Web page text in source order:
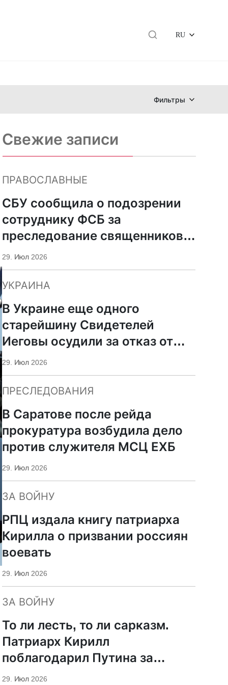
RU
Фильтры
Свежие записи
ПРАВОСЛАВНЫЕ
СБУ сообщила о подозрении
сотруднику ФСБ за
преследование священников
ПЦУ
29. Июл 2026
УКРАИНА
В Украине еще одного
старейшину Свидетелей
Иеговы осудили за отказ от
мобилизации
29. Июл 2026
ПРЕСЛЕДОВАНИЯ
В Саратове после рейда
прокуратура возбудила дело
против служителя МСЦ ЕХБ
29. Июл 2026
ЗА ВОЙНУ
РПЦ издала книгу патриарха
Кирилла о призвании россиян
воевать
29. Июл 2026
ЗА ВОЙНУ
То ли лесть, то ли сарказм.
Патриарх Кирилл
поблагодарил Путина за
защиту суверенитета и
29. Июл 2026